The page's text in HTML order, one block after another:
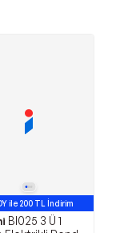
ile 200 TL İndirim
Bl025 3 Ü 1